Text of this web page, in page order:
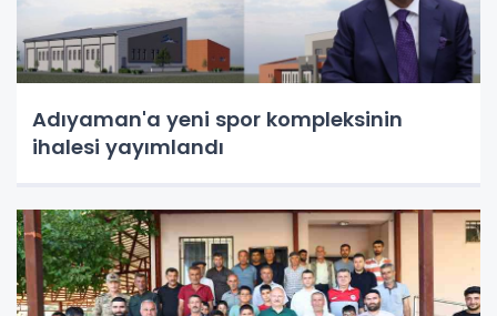
Adıyaman'a yeni spor kompleksinin
ihalesi yayımlandı